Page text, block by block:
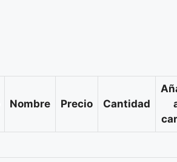
Nombre Precio Cantidad